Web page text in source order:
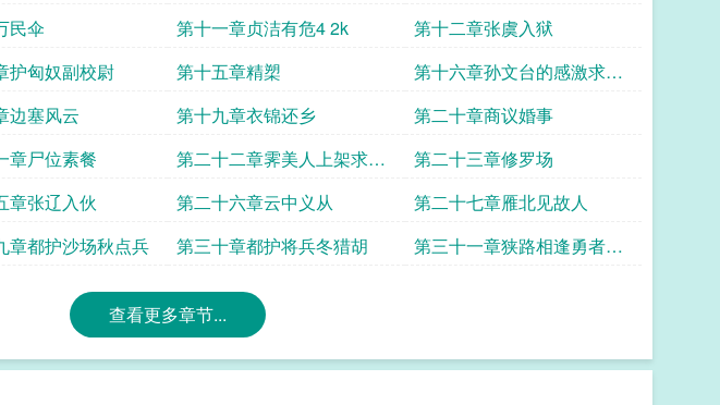
民伞 第十一章贞洁有危4 2k
第十二章张虞入狱
护匈奴副校尉 第十五章精槊
第十六章孙文台的感激求追
读
边塞风云 第十九章衣锦还乡
第二十章商议婚事
章尸位素餐
第二十二章霁美人上架求首
订
第二十三章修罗场
章张辽入伙 第二十六章云中义从
第二十七章雁北见故人
章都护沙场秋点兵 第三十章都护将兵冬猎胡
第三十一章狭路相逢勇者胜
查看更多章节...